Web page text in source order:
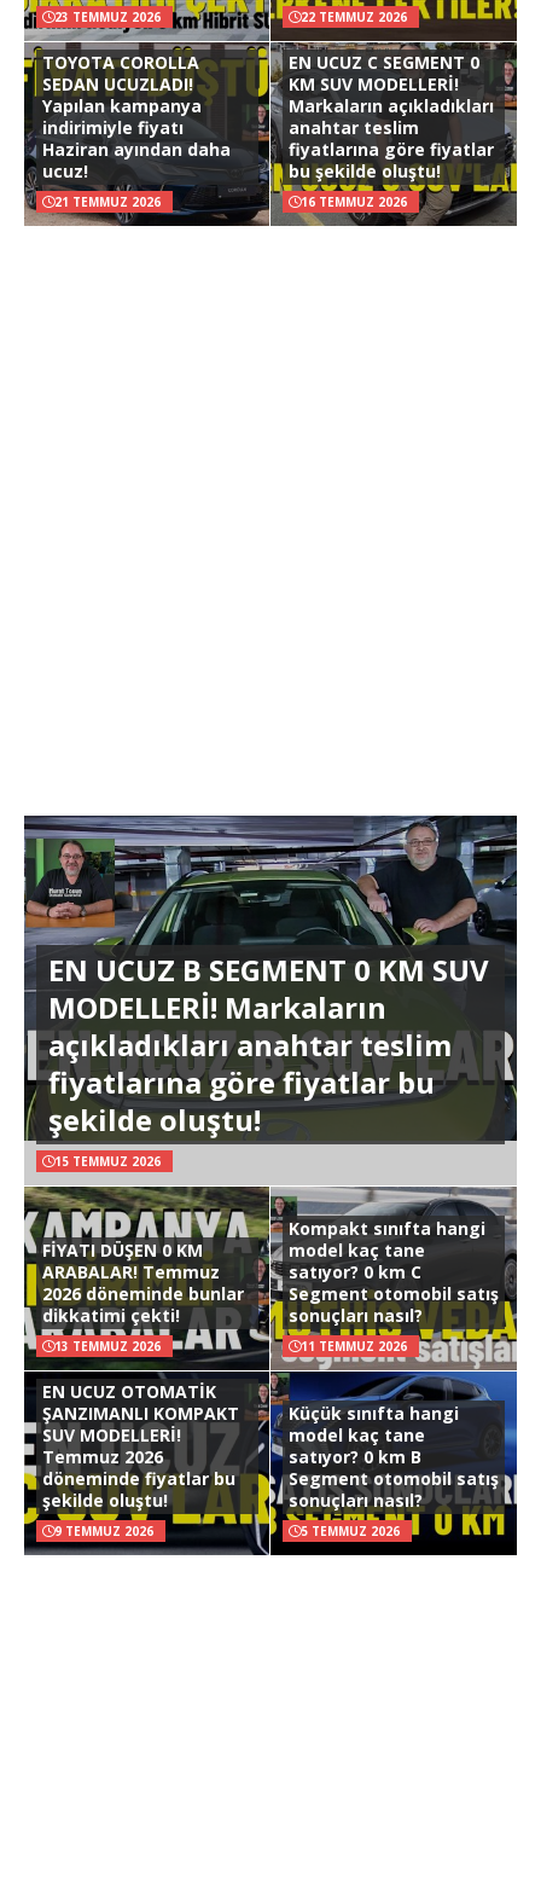
23 TEMMUZ 2026 22 TEMMUZ 2026
TOYOTA COROLLA
SEDAN UCUZLADI!
Yapılan kampanya
indirimiyle fiyatı
Haziran ayından daha
ucuz!
21 TEMMUZ 2026
EN UCUZ C SEGMENT 0
KM SUV MODELLERİ!
Markaların açıkladıkları
anahtar teslim
fiyatlarına göre fiyatlar
bu şekilde oluştu!
16 TEMMUZ 2026
EN UCUZ B SEGMENT 0 KM SUV
MODELLERİ! Markaların
açıkladıkları anahtar teslim
fiyatlarına göre fiyatlar bu
şekilde oluştu!
15 TEMMUZ 2026
FİYATI DÜŞEN 0 KM
ARABALAR! Temmuz
2026 döneminde bunlar
dikkatimi çekti!
13 TEMMUZ 2026
Kompakt sınıfta hangi
model kaç tane
satıyor? 0 km C
Segment otomobil satış
sonuçları nasıl?
11 TEMMUZ 2026
EN UCUZ OTOMATİK
ŞANZIMANLI KOMPAKT
SUV MODELLERİ!
Temmuz 2026
döneminde fiyatlar bu
şekilde oluştu!
9 TEMMUZ 2026
Küçük sınıfta hangi
model kaç tane
satıyor? 0 km B
Segment otomobil satış
sonuçları nasıl?
5 TEMMUZ 2026